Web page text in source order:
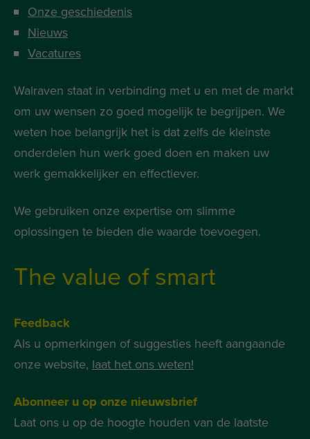
Onze geschiedenis
Nieuws
Vacatures
Walraven staat in verbinding met u en met de markt
om uw wensen zo goed mogelijk te begrijpen. We
weten hoe belangrijk het is dat zelfs de kleinste
onderdelen hun werk goed doen en maken uw
werk gemakkelijker en effectiever.
We gebruiken onze expertise om slimme
oplossingen te bieden die waarde toevoegen.
The value of smart
Feedback
Als u opmerkingen of suggesties heeft aangaande
onze website, laat het ons weten!
Abonneer u op onze nieuwsbrief
Laat ons u op de hoogte houden van de laatste